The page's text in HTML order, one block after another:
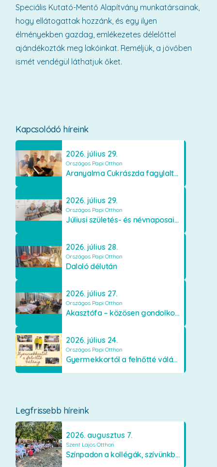
Kapcsolódó híreink
2026. július 29.
Országos Papi Otthon
Aranyalma Cukrászda fagylaltos meglepetés
2026. július 29.
Országos Papi Otthon
Júliusi születés- és névnaposaink
2026. július 28.
Országos Papi Otthon
Daloló délután
2026. július 27.
Országos Papi Otthon
Akasztófa – közösen gondolkodva
2026. július 24.
Országos Papi Otthon
Gyermekkortól a felnőtté válásig
Legfrissebb híreink
2026. augusztus 7.
Szent Lajos Otthon
Színpadon a kollégák, szívünkben a lakók
Speciális Kutató-Mentő Alapítvány munkatársainak,
hogy ellátogattak hozzánk, és egy ilyen
élményekben gazdag, emlékezetes délelőttel
ajándékozták meg lakóinkat. Reméljük, a jövőben
ismét vendégül láthatjuk őket.